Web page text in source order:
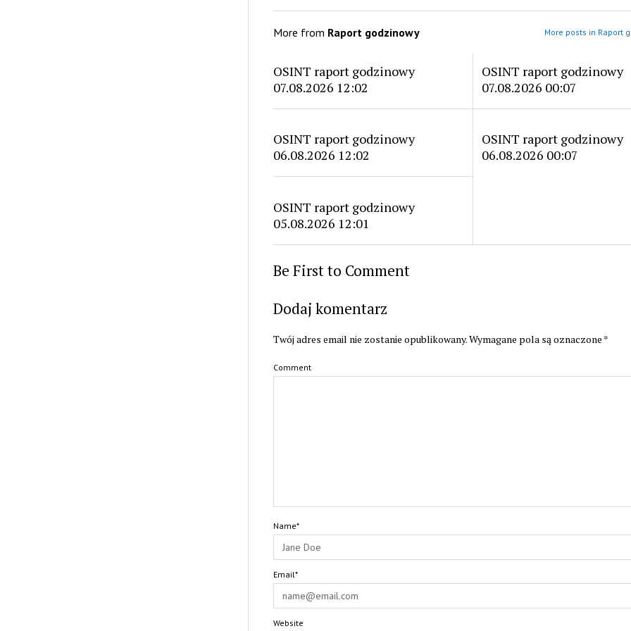
More from Raport godzinowy More posts in Raport
OSINT raport godzinowy
07.08.2026 12:02
OSINT raport godzinowy
07.08.2026 00:07
OSINT raport godzinowy
06.08.2026 12:02
OSINT raport godzinowy
06.08.2026 00:07
OSINT raport godzinowy
05.08.2026 12:01
Be First to Comment
Dodaj komentarz
Twój adres email nie zostanie opublikowany.Wymagane pola są oznaczone *
Comment
Name*
Email*
Website